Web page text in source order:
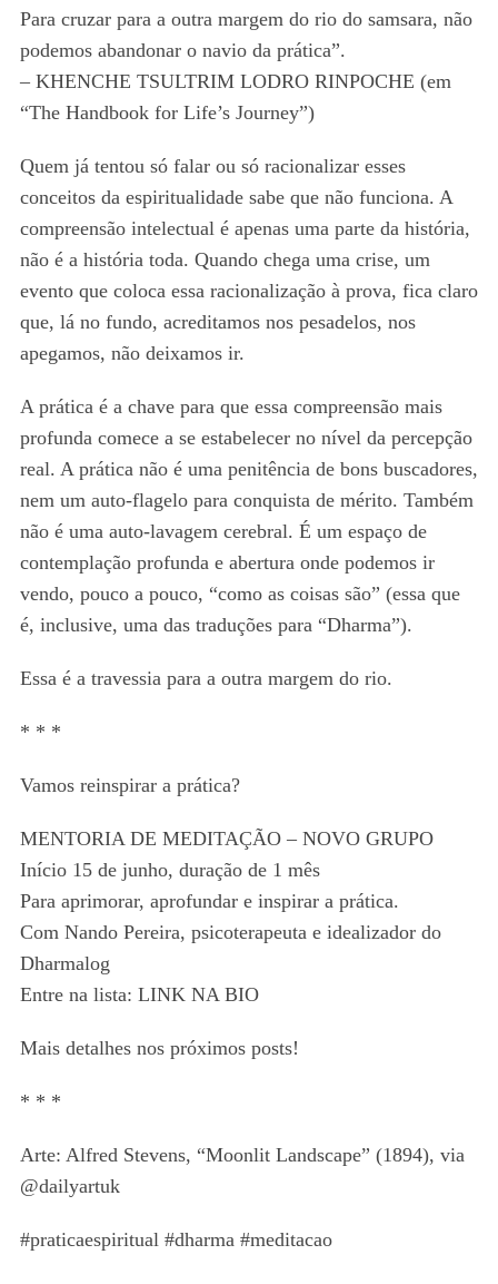
Para cruzar para a outra margem do rio do samsara, não
podemos abandonar o navio da prática”.
– KHENCHE TSULTRIM LODRO RINPOCHE (em
“The Handbook for Life’s Journey”)
Quem já tentou só falar ou só racionalizar esses
conceitos da espiritualidade sabe que não funciona. A
compreensão intelectual é apenas uma parte da história,
não é a história toda. Quando chega uma crise, um
evento que coloca essa racionalização à prova, fica claro
que, lá no fundo, acreditamos nos pesadelos, nos
apegamos, não deixamos ir.
A prática é a chave para que essa compreensão mais
profunda comece a se estabelecer no nível da percepção
real. A prática não é uma penitência de bons buscadores,
nem um auto-flagelo para conquista de mérito. Também
não é uma auto-lavagem cerebral. É um espaço de
contemplação profunda e abertura onde podemos ir
vendo, pouco a pouco, “como as coisas são” (essa que
é, inclusive, uma das traduções para “Dharma”).
Essa é a travessia para a outra margem do rio.
* * *
Vamos reinspirar a prática?
MENTORIA DE MEDITAÇÃO – NOVO GRUPO
Início 15 de junho, duração de 1 mês
Para aprimorar, aprofundar e inspirar a prática.
Com Nando Pereira, psicoterapeuta e idealizador do
Dharmalog
Entre na lista: LINK NA BIO
Mais detalhes nos próximos posts!
* * *
Arte: Alfred Stevens, “Moonlit Landscape” (1894), via
@dailyartuk
#praticaespiritual #dharma #meditacao